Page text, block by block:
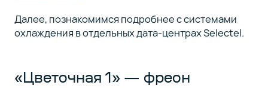
Далее, познакомимся подробнее с системами
охлаждения в отдельных дата-центрах Selectel.
«Цветочная 1» — фреон